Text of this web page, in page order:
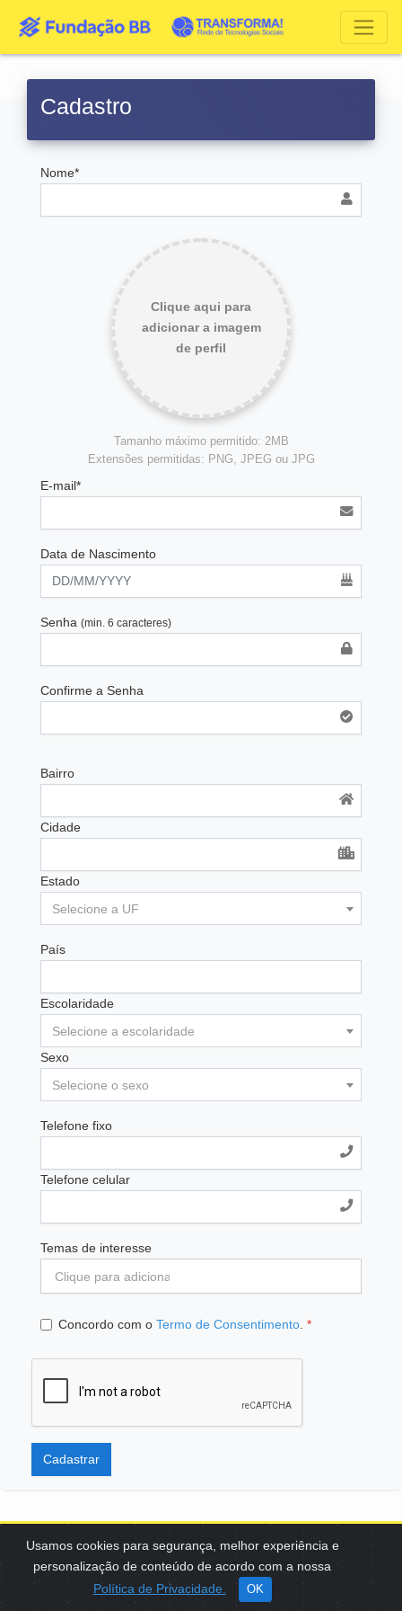
Usamos cookies para segurança, melhor experiência e
personalização de conteúdo de acordo com a nossa
Política de Privacidade.
OK
Cadastro
Nome*
Clique aqui para
adicionar a imagem
de perfil
Tamanho máximo permitido: 2MB
Extensões permitidas: PNG, JPEG ou JPG
E-mail*
Data de Nascimento
Senha (min. 6 caracteres)
Confirme a Senha
Bairro
Cidade
Estado
Selecione a UF
País
Escolaridade
Selecione a escolaridade
Sexo
Selecione o sexo
Telefone fixo
Telefone celular
Temas de interesse
Concordo com o Termo de Consentimento *
Cadastrar
SCES, TRECHO 02, LOTE 22 CEP: 70200-002 | BRASÍLIA (DF) | +55
61 3108-7000 / FBB@FBB.ORG.BR